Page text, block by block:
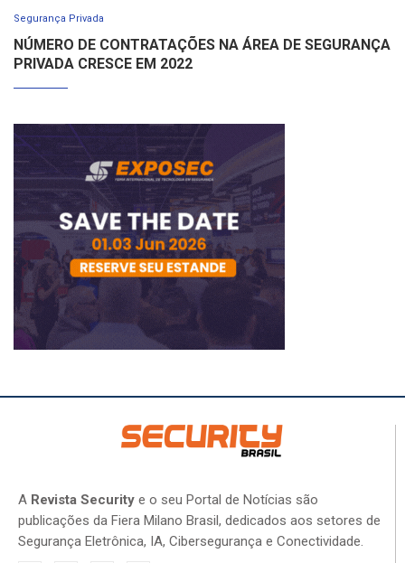
Segurança Privada
NÚMERO DE CONTRATAÇÕES NA ÁREA DE SEGURANÇA
PRIVADA CRESCE EM 2022
A Revista Security e o seu Portal de Notícias são
publicações da Fiera Milano Brasil, dedicados aos setores de
Segurança Eletrônica, IA, Cibersegurança e Conectividade.